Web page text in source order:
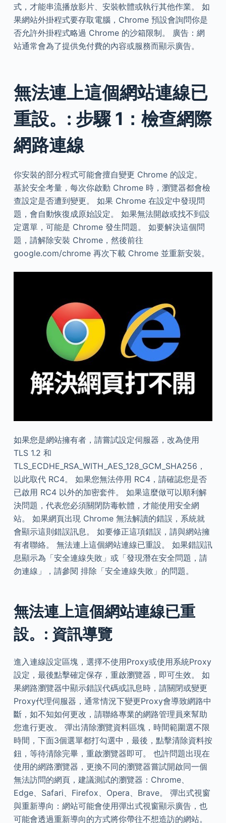
式，才能串流播放影片、安裝軟體或執行其他作業。 如
果網站外掛程式要存取電腦，Chrome 預設會詢問你是
否允許外掛程式略過 Chrome 的沙箱限制。 廣告：網
站通常會為了提供免付費的內容或服務而顯示廣告。
無法連上這個網站連線已
重設。: 步驟 1：檢查網際
網路連線
你安裝的部分程式可能會擅自變更 Chrome 的設定。
基於安全考量，每次你啟動 Chrome 時，瀏覽器都會檢
查設定是否遭到變更。 如果 Chrome 在設定中發現問
題，會自動恢復成原始設定。 如果無法開啟或找不到設
定選單，可能是 Chrome 發生問題。 如要解決這個問
題，請解除安裝 Chrome，然後前往
google.com/chrome 再次下載 Chrome 並重新安裝。
如果您是網站擁有者，請嘗試設定伺服器，改為使用
TLS 1.2 和
TLS_ECDHE_RSA_WITH_AES_128_GCM_SHA256，
以此取代 RC4。 如果您無法停用 RC4，請確認您是否
已啟用 RC4 以外的加密套件。 如果這麼做可以順利解
決問題，代表您必須關閉防毒軟體，才能使用安全網
站。 如果網頁出現 Chrome 無法解讀的錯誤，系統就
會顯示這則錯誤訊息。 如要修正這項錯誤，請與網站擁
有者聯絡。 無法連上這個網站連線已重設。 如果錯誤訊
息顯示為「安全連線失敗」或「發現潛在安全問題，請
勿連線」，請參閱 排除「安全連線失敗」的問題。
無法連上這個網站連線已重
設。: 資訊導覽
進入連線設定區塊，選擇不使用Proxy或使用系統Proxy
設定，最後點擊確定保存，重啟瀏覽器，即可生效。 如
果網路瀏覽器中顯示錯誤代碼或訊息時，請關閉或變更
Proxy代理伺服器，通常情況下變更Proxy會導致網路中
斷，如不知如何更改，請聯絡專業的網路管理員來幫助
您進行更改。 彈出清除瀏覽資料區塊，時間範圍選不限
時間，下面3個選單都打勾選中，最後，點擊清除資料按
鈕，等待清除完畢，重啟瀏覽器即可。 也許問題出現在
使用的網路瀏覽器，更換不同的瀏覽器嘗試開啟同一個
無法訪問的網頁，建議測試的瀏覽器：Chrome、
Edge、Safari、Firefox、Opera、Brave。 彈出式視窗
與重新導向：網站可能會使用彈出式視窗顯示廣告，也
可能會透過重新導向的方式將你帶往不想造訪的網站。